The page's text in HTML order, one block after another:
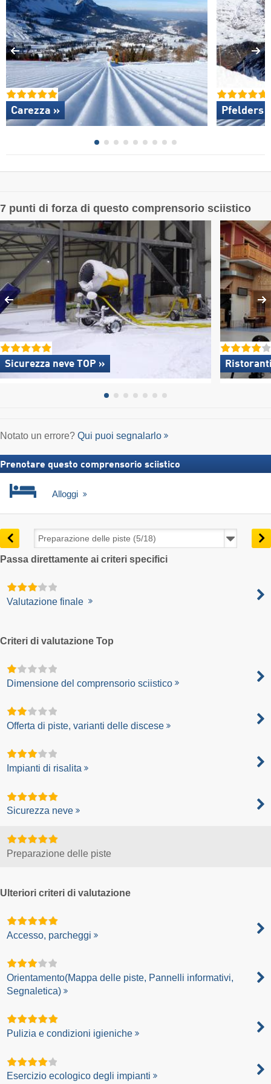
Carezza » Pfelders
7 punti di forza di questo comprensorio sciistico
Sicurezza neve TOP »
Notato un errore? Qui puoi segnalarlo
Prenotare questo comprensorio sciistico
Alloggi
Passa direttamente ai criteri specifici
Valutazione finale
Criteri di valutazione Top
Dimensione del comprensorio sciistico
Offerta di piste, varianti delle discese
Impianti di risalita
Sicurezza neve
Preparazione delle piste
Ulteriori criteri di valutazione
Accesso, parcheggi
Orientamento(Mappa delle piste, Pannelli informativi,
Segnaletica)
Pulizia e condizioni igieniche
Esercizio ecologico degli impianti